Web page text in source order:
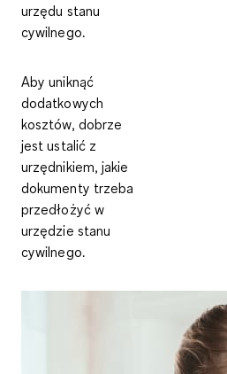
urzędu stanu
cywilnego.
Aby uniknąć
dodatkowych
kosztów, dobrze
jest ustalić z
urzędnikiem,jakie
dokumenty trzeba
przedłożyć w
urzędzie stanu
cywilnego.